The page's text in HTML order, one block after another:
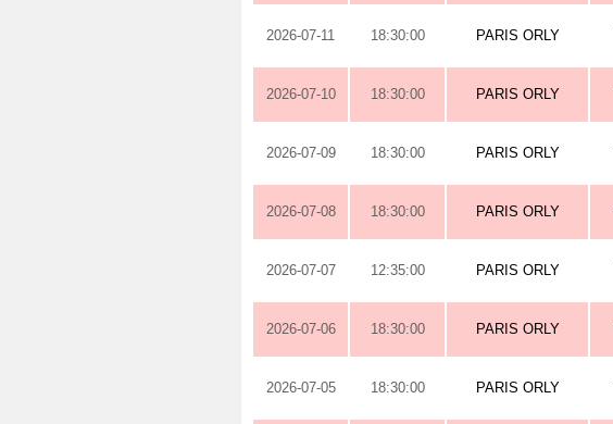
2026-07-11 18:30:00 PARIS ORLY
2026-07-10 18:30:00 PARIS ORLY
2026-07-09 18:30:00 PARIS ORLY
2026-07-08 18:30:00 PARIS ORLY
2026-07-07 12:35:00 PARIS ORLY
2026-07-06 18:30:00 PARIS ORLY
2026-07-05 18:30:00 PARIS ORLY